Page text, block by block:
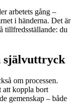
arbetets gång –
i händerna. Det är
tillfredsställande: du
självuttryck
om processen.
att koppla bort
gemenskap – både